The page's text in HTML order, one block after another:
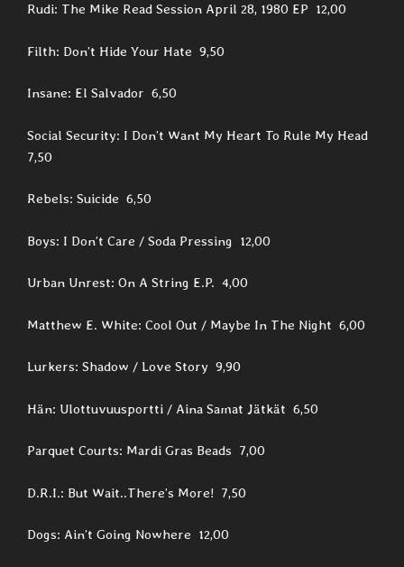
Rudi: The Mike Read Session April 28, 1980 EP 12,00
Filth: Don’t Hide Your Hate 9,50
Insane: El Salvador 6,50
Social Security: I Don’t Want My Heart To Rule My Head
7,50
Rebels: Suicide 6,50
Boys: I Don’t Care / Soda Pressing 12,00
Urban Unrest: On A String E.P. 4,00
Matthew E. White: Cool Out / Maybe In The Night 6,00
Lurkers: Shadow / Love Story 9,90
Hän: Ulottuvuusportti / Aina Samat Jätkät 6,50
Parquet Courts: Mardi Gras Beads 7,00
D.R.I.: But Wait..There’s More! 7,50
Dogs: Ain’t Going Nowhere 12,00